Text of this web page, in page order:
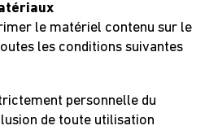
le matériel contenu sur le
les conditions suivantes
personnelle du
de toute utilisation